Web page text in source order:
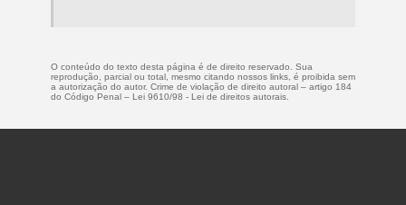
O conteúdo do texto desta página é de direito reservado. Sua
reprodução, parcial ou total, mesmo citando nossos links, é proibida sem
a autorização do autor. Crime de violação de direito autoral – artigo 184
do Código Penal – Lei 9610/98 - Lei de direitos autorais